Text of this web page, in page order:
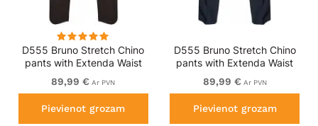
D555 Bruno Stretch Chino
pants with Extenda Waist
Black
89,99 € Ar PVN
Pievienot grozam
D555 Bruno Stretch Chino
pants with Extenda Waist
Indigo Blue
89,99 € Ar PVN
Pievienot grozam